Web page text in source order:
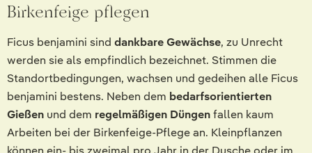
Birkenfeige pflegen
Ficus benjamini sind dankbare Gewächse, zu Unrecht
werden sie als empfindlich bezeichnet. Stimmen die
Standortbedingungen, wachsen und gedeihen alle Ficus
benjamini bestens. Neben dem bedarfsorientierten
Gießen und dem regelmäßigen Düngenfallen kaum
Arbeiten bei der Birkenfeige-Pflege an. Kleinpflanzen